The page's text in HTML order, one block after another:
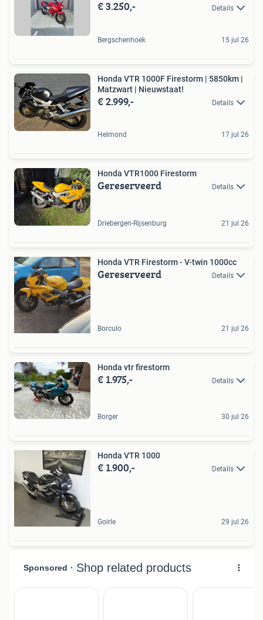
€ 3.250,- Details
Bergschenhoek 15 jul 26
Honda VTR 1000F Firestorm | 5850km |
Matzwart | Nieuwstaat!
€ 2.999,- Details
Helmond 17 jul 26
Honda VTR1000 Firestorm
Gereserveerd Details
Driebergen-Rijsenburg 21 jul 26
Honda VTR Firestorm - V-twin 1000cc
Gereserveerd Details
Borculo 21 jul 26
Honda vtr firestorm
€ 1.975,- Details
Borger 30 jul 26
Honda VTR 1000
€ 1.900,- Details
Goirle 29 jul 26